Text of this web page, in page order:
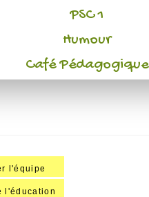
PSC 1
Humour
Café Pédagogique
l'équipe
l'éducation